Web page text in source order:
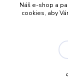
Náš e-shop a
cookies, aby